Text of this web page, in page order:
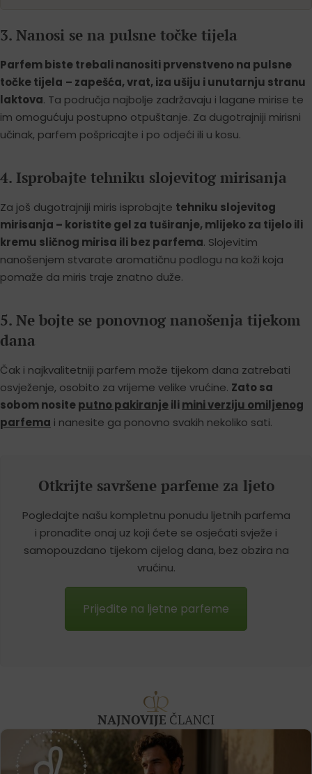
3. Nanosi se na pulsne točke tijela
Parfem biste trebali nanositi prvenstveno na pulsne
točke tijela – zapešća, vrat, iza ušiju i unutarnju stranu
laktova. Ta područja najbolje zadržavaju i lagane mirise te
im omogućuju postupno otpuštanje. Za dugotrajniji mirisni
učinak, parfem pošpricajte i po odjeći ili u kosu.
4. Isprobajte tehniku slojevitog mirisanja
Za još dugotrajniji miris isprobajte tehniku slojevitog
mirisanja – koristite gel za tuširanje, mlijeko za tijelo ili
kremu sličnog mirisa ili bez parfema. Slojevitim
nanošenjem stvarate aromatičnu podlogu na koži koja
pomaže da miris traje znatno duže.
5. Ne bojte se ponovnog nanošenja tijekom
dana
Čak i najkvalitetniji parfem može tijekom dana zatrebati
osvježenje, osobito za vrijeme velike vrućine. Zato sa
sobom nositeputno pakiranjeilimini verziju omiljenog
parfema i nanesite ga ponovno svakih nekoliko sati.
Otkrijte savršene parfeme za ljeto
Pogledajte našu kompletnu ponudu ljetnih parfema
i pronađite onaj uz koji ćete se osjećati svježe i
samopouzdano tijekom cijelog dana, bez obzira na
vrućinu.
Prijeđite na ljetne parfeme
NAJNOVIJE ČLANCI